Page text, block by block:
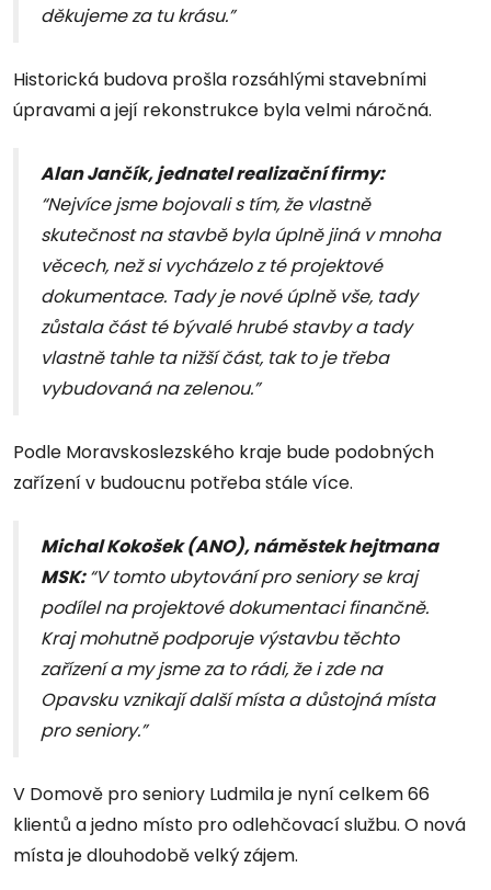
děkujeme za tu krásu.”
Historická budova prošla rozsáhlými stavebními
úpravami a její rekonstrukce byla velmi náročná.
Alan Jančík, jednatel realizační firmy:
“Nejvíce jsme bojovali s tím, že vlastně
skutečnost na stavbě byla úplně jiná v mnoha
věcech, než si vycházelo z té projektové
dokumentace. Tady je nové úplně vše, tady
zůstala část té bývalé hrubé stavby a tady
vlastně tahle ta nižší část, tak to je třeba
vybudovaná na zelenou.”
Podle Moravskoslezského kraje bude podobných
zařízení v budoucnu potřeba stále více.
Michal Kokošek (ANO), náměstek hejtmana
MSK:“V tomto ubytování pro seniory se kraj
podílel na projektové dokumentaci finančně.
Kraj mohutně podporuje výstavbu těchto
zařízení a my jsme za to rádi, že i zde na
Opavsku vznikají další místa a důstojná místa
pro seniory.”
V Domově pro seniory Ludmila je nyní celkem 66
klientů a jedno místo pro odlehčovací službu. O nová
místa je dlouhodobě velký zájem.